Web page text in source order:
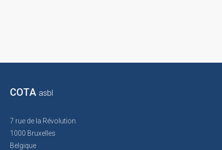
COTA asbl
7 rue de la Révolution
1000 Bruxelles
Belgique